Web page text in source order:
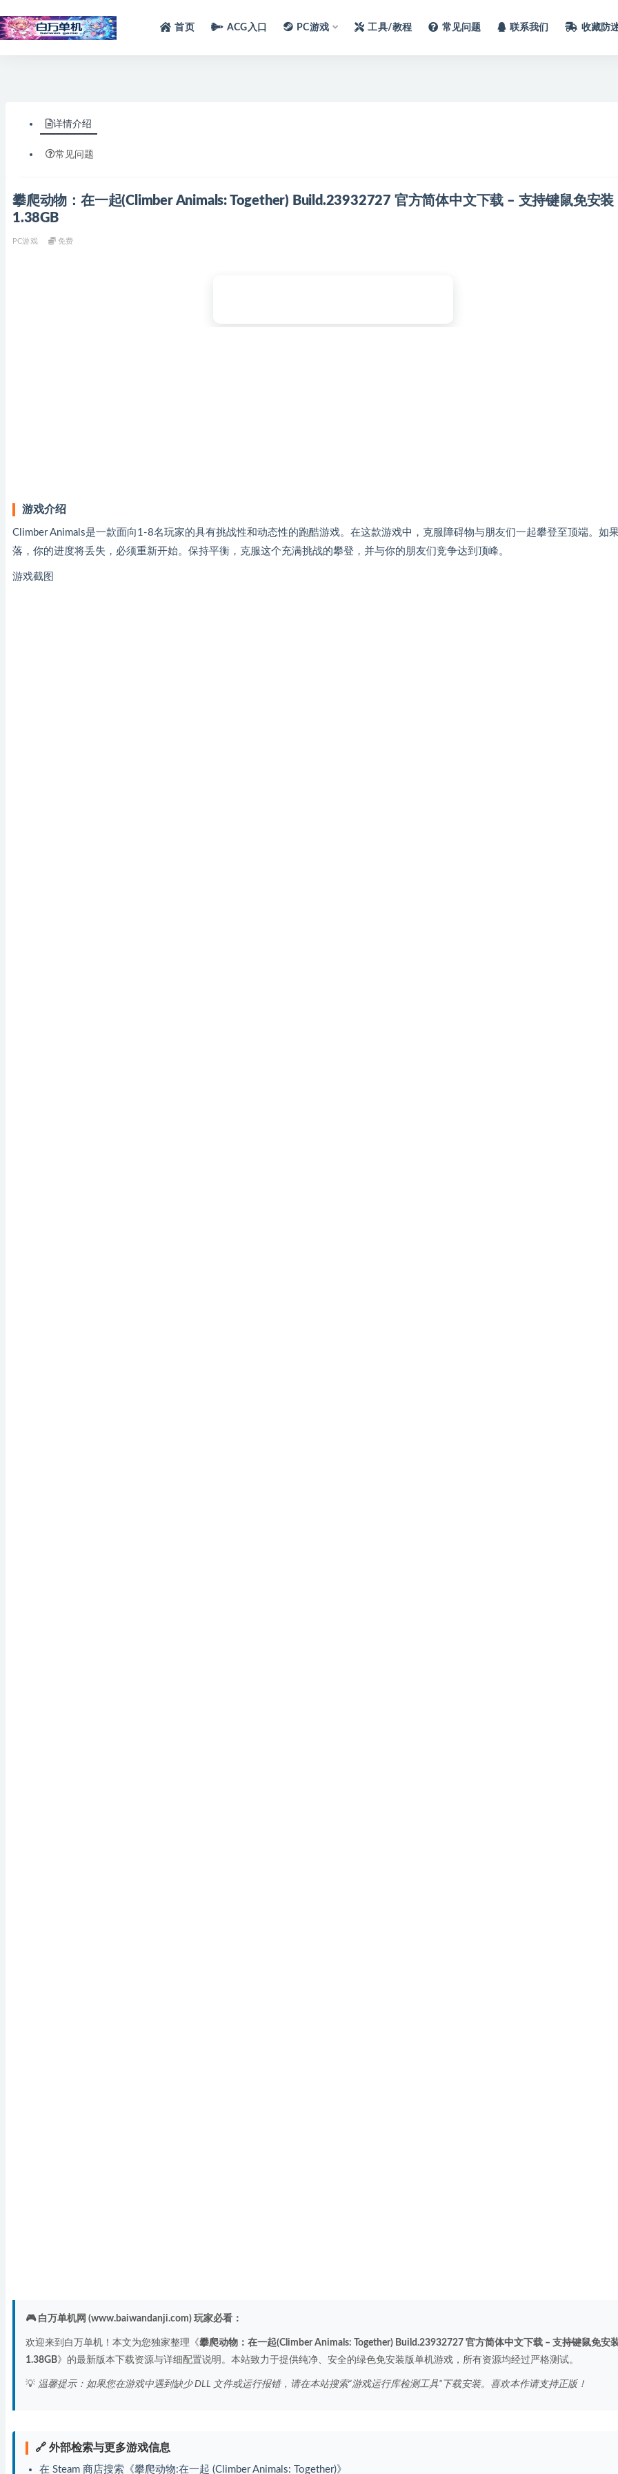
首页 ACG入口 PC游戏 工具/教程 常见问题 联系我们 收藏防
详情介绍
常见问题
攀爬动物：在一起(Climber Animals: Together) Build.23932727 官方简体中文下载 – 支持键鼠免安装
1.38GB
PC游戏 免费
游戏介绍
Climber Animals是一款面向1-8名玩家的具有挑战性和动态性的跑酷游戏。在这款游戏中，克服障碍物与朋友们一起攀登至顶端。如
落，你的进度将丢失，必须重新开始。保持平衡，克服这个充满挑战的攀登，并与你的朋友们竞争达到顶峰。
游戏截图
🎮 白万单机网 (www.baiwandanji.com) 玩家必看：
欢迎来到白万单机！本文为您独家整理《攀爬动物：在一起(Climber Animals: Together) Build.23932727 官方简体中文下载 – 支持键鼠免安
1.38GB》的最新版本下载资源与详细配置说明。本站致力于提供纯净、安全的绿色免安装版单机游戏，所有资源均经过严格测试。
💡 温馨提示：如果您在游戏中遇到缺少 DLL 文件或运行报错，请在本站搜索“游戏运行库检测工具”下载安装。喜欢本作请支持正版！
🔗 外部检索与更多游戏信息
在 Steam 商店搜索《攀爬动物:在一起 (Climber Animals: Together)》